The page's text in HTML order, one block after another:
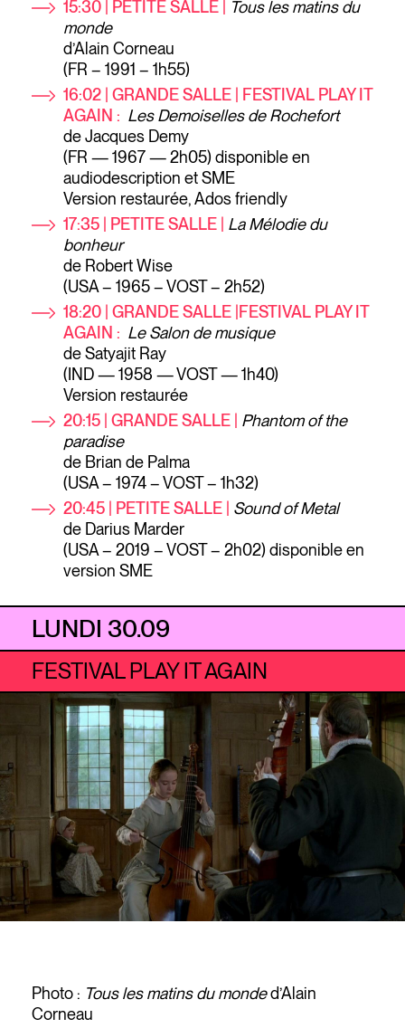
15:30 | PETITE SALLE |
Tous les matins du
monde
d’Alain Corneau
(FR – 1991 – 1h55)
16:02 | GRANDE SALLE | FESTIVAL PLAY IT
AGAIN : Les Demoiselles de Rochefort
de Jacques Demy
(FR — 1967 — 2h05) disponible en
audiodescription et SME
Version restaurée, Ados friendly
17:35 | PETITE SALLE | La Mélodie du
bonheur
de Robert Wise
(USA – 1965 – VOST – 2h52)
18:20 | GRANDE SALLE |FESTIVAL PLAY IT
AGAIN : Le Salon de musique
de Satyajit Ray
(IND — 1958 — VOST — 1h40)
Version restaurée
20:15 | GRANDE SALLE | Phantom of the
paradise
de Brian de Palma
(USA – 1974 – VOST – 1h32)
20:45 | PETITE SALLE | Sound of Metal
de Darius Marder
(USA – 2019 – VOST – 2h02) disponible en
version SME
LUNDI 30.09
FESTIVAL PLAY IT AGAIN
Photo : Tous les matins du monded’Alain
Corneau